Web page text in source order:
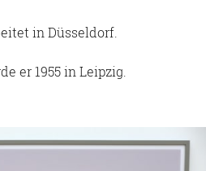
in Düsseldorf.
er 1955 in Leipzig.